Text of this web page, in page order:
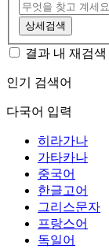
상세검색
결과 내 재검색
인기 검색어
다국어 입력
히라가나
가타카나
중국어
한글고어
그리스문자
프랑스어
독일어